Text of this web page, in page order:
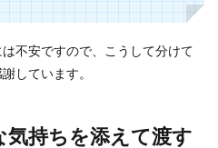
不安ですので、こうして分けて
しています。
気持ちを添えて渡す